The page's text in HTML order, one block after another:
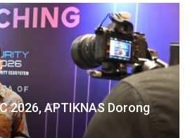
2026, APTIKNAS Dorong